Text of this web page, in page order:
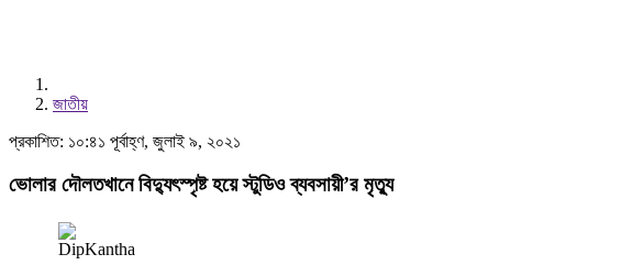
জাতীয়
প্রকাশিত: ১০:৪১ পূর্বাহ্ণ, জুলাই ৯, ২০২১
ভোলার দৌলতখানে বিদ্যুৎস্পৃষ্ট হয়ে স্টুডিও ব্যবসায়ী’র মৃত্যু